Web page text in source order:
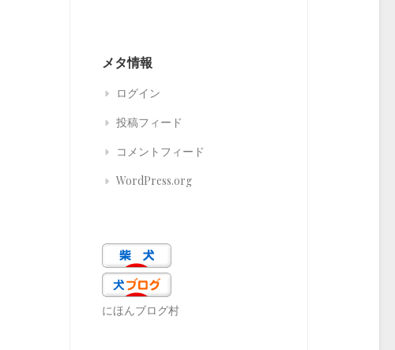
メタ情報
ログイン
投稿フィード
コメントフィード
WordPress.org
にほんブログ村